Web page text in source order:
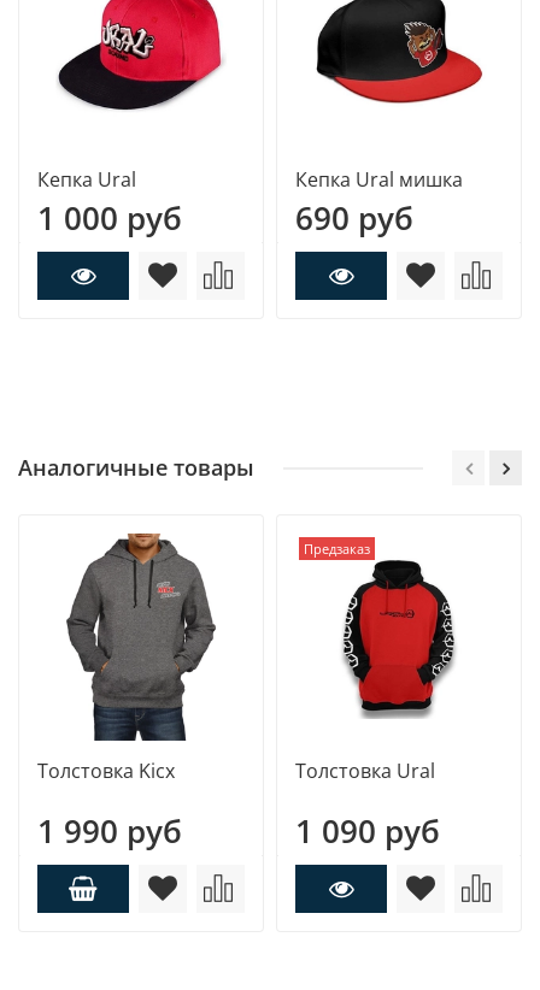
Кепка Ural
1 000 руб
Кепка Ural мишка
690 руб
Аналогичные товары
Толстовка Kicx
1 990 руб
Предзаказ
Толстовка Ural
1 090 руб